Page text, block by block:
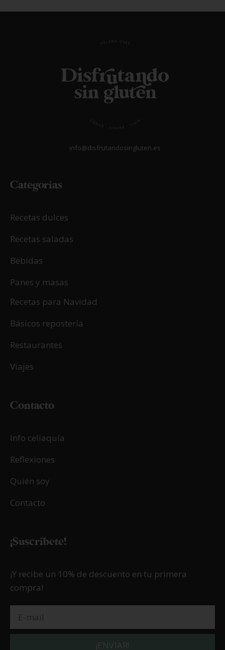
info@disfrutandosingluten.es
Categorías
Recetas dulces
Recetas saladas
Bebidas
Panes y masas
Recetas para Navidad
Básicos repostería
Restaurantes
Viajes
Contacto
Info celiaquía
Reflexiones
Quién soy
Contacto
¡Suscríbete!
¡Y recibe un 10% de descuento en tu primera
compra!
¡ENVIAR!